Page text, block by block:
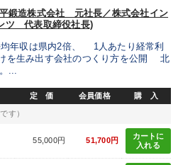
鍛造株式会社 元社長／株式会社イン
ツ 代表取締役社長)
年収は県内2倍、 1人あたり経常利
を生み出す会社のつくり方を公開 北
...
定 価 会員価格 購 入
す）
55,000円 51,700円
カートに
入れる